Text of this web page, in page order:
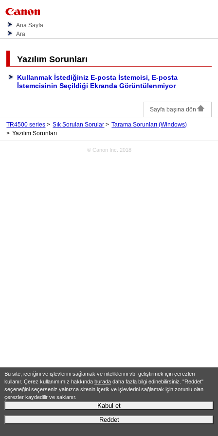
Bu site, içeriğini ve işlevlerini sağlamak ve niteliklerini vb. geliştirmek için çerezleri
kullanır. Çerez kullanımımız hakkında buradadaha fazla bilgi edinebilirsiniz. "Reddet"
seçeneğini seçerseniz yalnızca sitenin içerik ve işlevlerini sağlamak için zorunlu olan
çerezler kaydedilir ve saklanır.
Kabul et
Reddet
Ana Sayfa
Ara
Yazılım Sorunları
Kullanmak İstediğiniz E-posta İstemcisi, E-posta
İstemcisinin Seçildiği Ekranda Görüntülenmiyor
Sayfa başına dön
TR4500 series Sık Sorulan Sorular Tarama Sorunları (Windows)
Yazılım Sorunları
© Canon Inc. 2018